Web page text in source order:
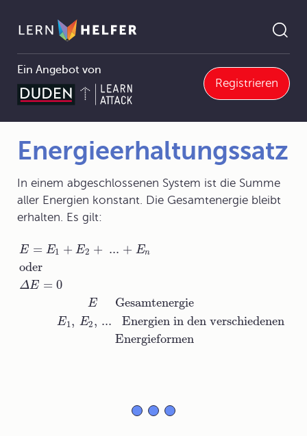
Ein Angebot von
Registrieren
Pfadnavigation
7 Energie in Natur und Technik Energieerhaltungssatz
Energieerhaltungssatz
In einem abgeschlossenen System ist die Summe
aller Energien konstant. Die Gesamtenergie bleibt
erhalten. Es gilt:
E = E1 + E2 + ... + En
oder
ΔE = 0
E Gesamtenergie
E1, E2, ... Energien in den verschiedenen
Energieformen